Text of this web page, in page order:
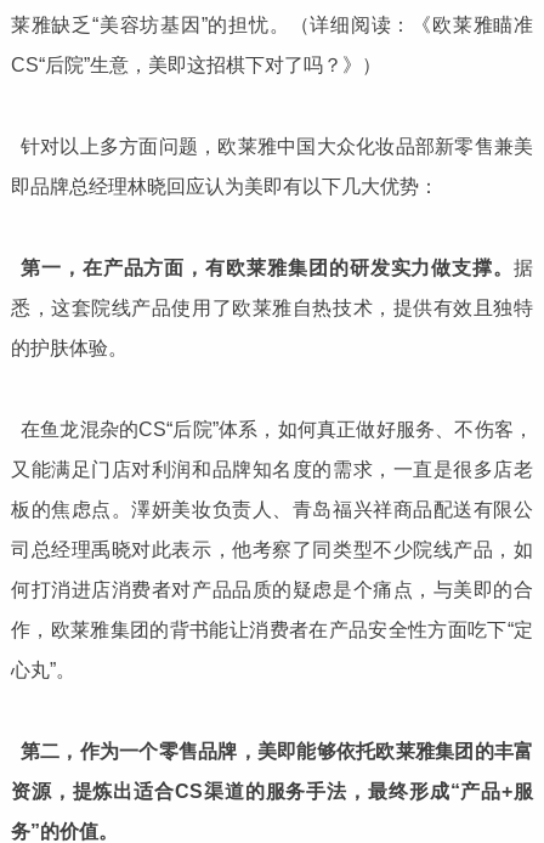
莱雅缺乏“美容坊基因”的担忧。（详细阅读：《欧莱雅瞄准
CS“后院”生意，美即这招棋下对了吗？》）
针对以上多方面问题，欧莱雅中国大众化妆品部新零售兼美
即品牌总经理林晓回应认为美即有以下几大优势：
第一，在产品方面，有欧莱雅集团的研发实力做支撑。据
悉，这套院线产品使用了欧莱雅自热技术，提供有效且独特
的护肤体验。
在鱼龙混杂的CS“后院”体系，如何真正做好服务、不伤客，
又能满足门店对利润和品牌知名度的需求，一直是很多店老
板的焦虑点。澤妍美妆负责人、青岛福兴祥商品配送有限公
司总经理禹晓对此表示，他考察了同类型不少院线产品，如
何打消进店消费者对产品品质的疑虑是个痛点，与美即的合
作，欧莱雅集团的背书能让消费者在产品安全性方面吃下“定
心丸”。
第二，作为一个零售品牌，美即能够依托欧莱雅集团的丰富
资源，提炼出适合CS渠道的服务手法，最终形成“产品+服
务”的价值。